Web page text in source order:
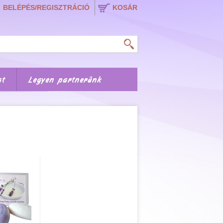
BELÉPÉS/REGISZTRÁCIÓ KOSÁR
Legyen partnerünk